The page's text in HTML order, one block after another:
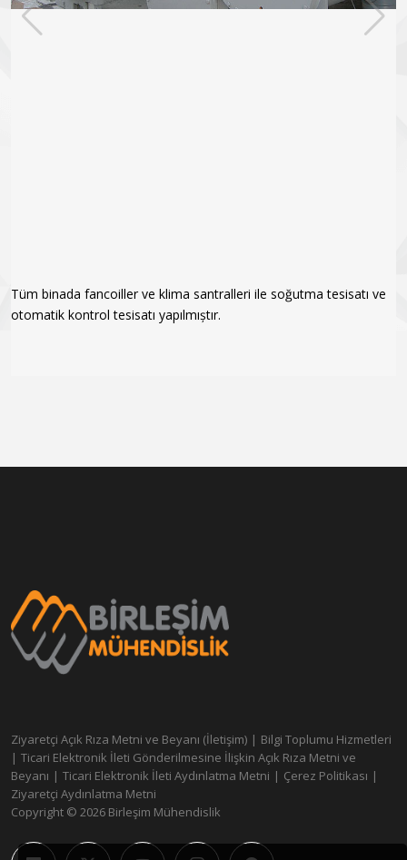
Tüm binada fancoiller ve klima santralleri ile soğutma tesisatı ve
otomatik kontrol tesisatı yapılmıștır.
Ziyaretçi Açık Rıza Metni ve Beyanı (İletişim) | Bilgi Toplumu Hizmetleri
| Ticari Elektronik İleti Gönderilmesine İlişkin Açık Rıza Metni ve
Beyanı | Ticari Elektronik İleti Aydınlatma Metni | Çerez Politikası |
Ziyaretçi Aydınlatma Metni
Copyright © 2026 Birleşim Mühendislik